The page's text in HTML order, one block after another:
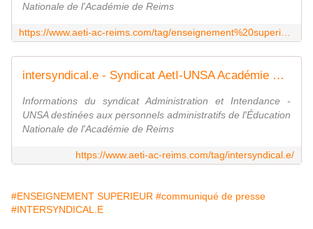
Nationale de l'Académie de Reims
intersyndical.e - Syndicat AetI-UNSA Académie Reims
Informations du syndicat Administration et Intendance -
UNSA destinées aux personnels administratifs de l'Éducation
Nationale de l'Académie de Reims
https://www.aeti-ac-reims.com/tag/intersyndical.e/
#ENSEIGNEMENT SUPERIEUR #communiqué de presse
#INTERSYNDICAL.E